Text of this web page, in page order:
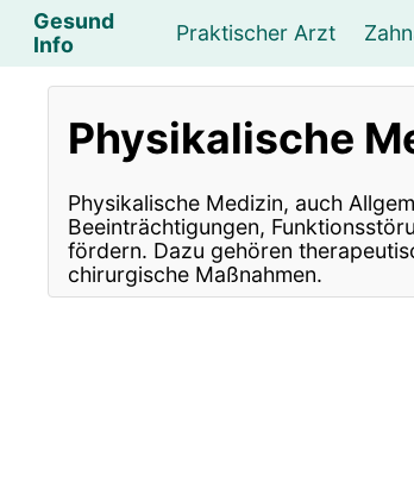
Gesund
Info
Praktischer Arzt
Physikalische
Physikalische Medizin, auch
Beeinträchtigungen,
fördern. Dazu gehören
chirurgische Maßnahmen.